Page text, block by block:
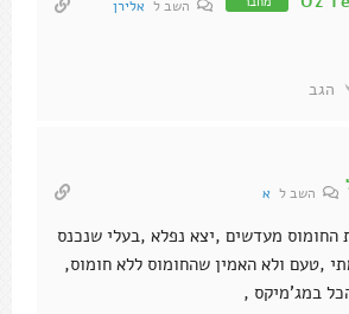
השב ל אלירן
הגב
השב ל א
החומוס מעדשים ,יצא נפלא ,בעלי שנכנס
,טעם ולא האמין שהחומוס ללא חומוס,
במג'מיקס ,